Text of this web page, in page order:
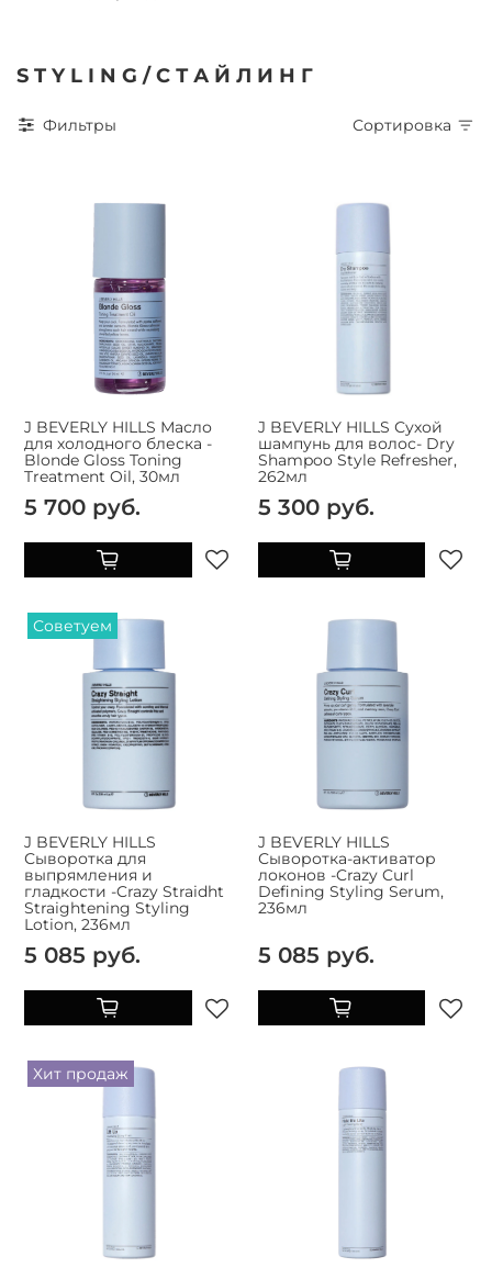
S T Y L I N G / С Т А Й Л И Н Г
Фильтры Сортировка
J BEVERLY HILLS Масло
для холодного блеска -
Blonde Gloss Toning
Treatment Oil, 30мл
5 700 руб.
J BEVERLY HILLS Сухой
шампунь для волос- Dry
Shampoo Style Refresher,
262мл
5 300 руб.
Советуем
J BEVERLY HILLS
Сыворотка для
выпрямления и
гладкости -Crazy Straidht
Straightening Styling
Lotion, 236мл
5 085 руб.
J BEVERLY HILLS
Сыворотка-активатор
локонов -Crazy Curl
Defining Styling Serum,
236мл
5 085 руб.
Хит продаж